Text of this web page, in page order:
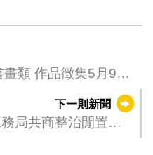
類 作品徵集5月9至
下一則新聞
局共商整治閒置土